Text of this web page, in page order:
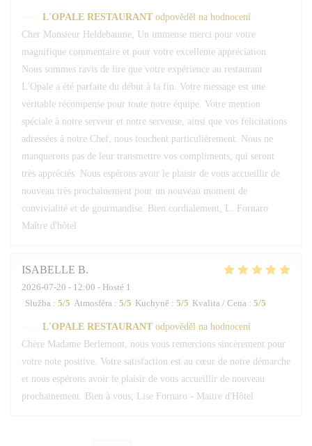
L'OPALE RESTAURANT odpověděl na hodnocení
Cher Monsieur Heldebaume, Un immense merci pour votre
magnifique commentaire et pour votre excellente appréciation.
Nous sommes ravis de lire que votre expérience au restaurant
L'Opale a été parfaite du début à la fin. Votre message est une
véritable récompense pour toute notre équipe. Votre mention
spéciale à notre serveur et notre serveuse, ainsi que vos félicitations
adressées à notre Chef, nous touchent particulièrement. Nous ne
manquerons pas de leur transmettre vos compliments, qui seront
très appréciés. Nous espérons avoir le plaisir de vous accueillir de
nouveau très prochainement pour un nouveau moment de
convivialité et de gourmandise. Bien cordialement, L. Fornaro
Maître d'hôtel
ISABELLE B
2026-07-20 - 12:00 - Hosté 1
Služba : 5/5 Atmosféra : 5/5 Kuchyně : 5/5 Kvalita / Cena : 5/5
L'OPALE RESTAURANT odpověděl na hodnocení
Chère Madame Berlemont, nous vous remercions sincèrement pour
votre note positive. Votre satisfaction est au cœur de notre démarche
et nous espérons avoir le plaisir de vous accueillir de nouveau
prochainement. Bien à vous, Lise Fornaro - Maitre d'Hôtel